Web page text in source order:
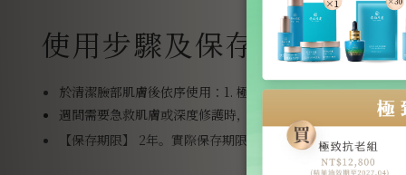
使用步驟及保存期限
於清潔臉部肌膚後依序使用： 1. 極潤青春露 → 2. 煥顏精華
週間需要急救肌膚或深度修護時，可再搭配 高滲透修護面膜
【保存期限】 2年。實際保存期限請詳見外盒日期